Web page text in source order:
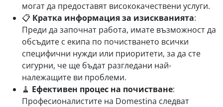
могат да предоставят висококачествени услуги.
📋 Кратка информация за изискванията:
Преди да започнат работа, имате възможност да
обсъдите с екипа по почистването всички
специфични нужди или приоритети, за да сте
сигурни, че ще бъдат разгледани най-
належащите ви проблеми.
🧹 Ефективен процес на почистване:
Професионалистите на Domestina следват